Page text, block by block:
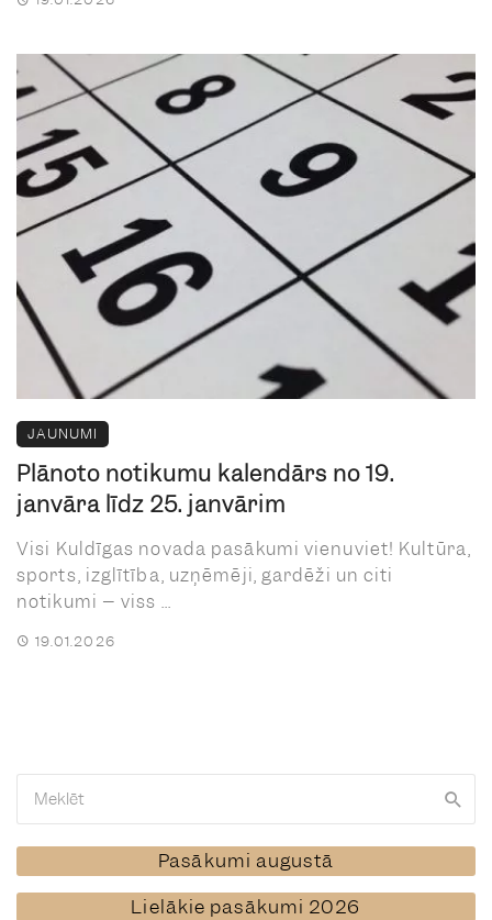
JAUNUMI
Plānoto notikumu kalendārs no 19.
janvāra līdz 25. janvārim
Visi Kuldīgas novada pasākumi vienuviet! Kultūra,
sports, izglītība, uzņēmēji, gardēži un citi
notikumi – viss ...
19.01.2026
Pasākumi augustā
Lielākie pasākumi 2026